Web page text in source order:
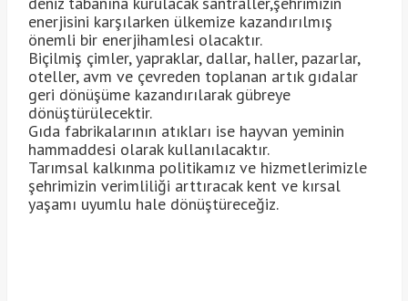
enerjisini karşılarken ülkemize kazandırılmış
önemli bir enerjihamlesi olacaktır.
Biçilmiş çimler, yapraklar, dallar, haller, pazarlar,
oteller, avm ve çevreden toplanan artık gıdalar
geri dönüşüme kazandırılarak gübreye
dönüştürülecektir.
Gıda fabrikalarının atıkları ise hayvan yeminin
hammaddesi olarak kullanılacaktır.
Tarımsal kalkınma politikamız ve hizmetlerimizle
şehrimizin verimliliği arttıracak kent ve kırsal
yaşamı uyumlu hale dönüştüreceğiz.